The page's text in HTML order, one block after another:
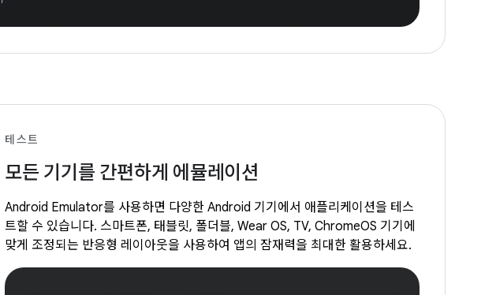
테스트
모든 기기를 간편하게 에뮬레이션
Android Emulator를 사용하면 다양한 Android 기기에서 애플리케이션을 테스
트할 수 있습니다. 스마트폰, 태블릿, 폴더블, Wear OS, TV, ChromeOS 기기에
맞게 조정되는 반응형 레이아웃을 사용하여 앱의 잠재력을 최대한 활용하세요.